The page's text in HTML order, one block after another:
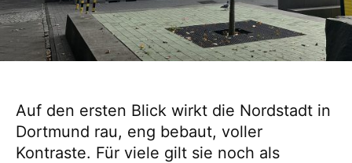
Auf den ersten Blick wirkt die Nordstadt in
Dortmund rau, eng bebaut, voller
Kontraste. Für viele gilt sie noch als